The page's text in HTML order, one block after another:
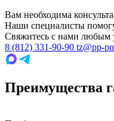
Вам необходима
Наши специалисты
Свяжитесь с нами любым
8 (812) 331-90-90 tz@pp-
Преимущества